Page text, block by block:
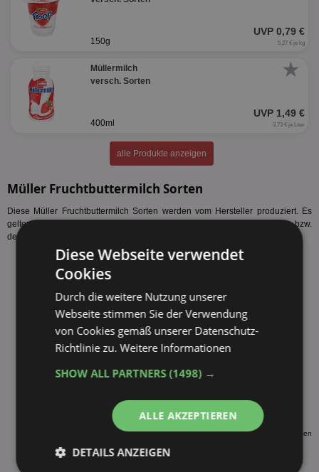
UVP 0,79 €
150g 5,27 € je kg
★
Müllermilch
versch. Sorten
UVP 1,49 €
400ml 3,73 € je Liter
alle Produkte anzeigen
Müller Fruchtbuttermilch Sorten
Diese Müller Fruchtbuttermilch Sorten werden vom Hersteller produziert. Es
gelten nicht zwangsläufig alle Müller Fruchtbuttermilch Angebote Müller bzw.
der Müller Fruchtbuttermilch Preis Müller für alle Sorten des Herstellers.
Müller Fruchtbuttermilch Erdbeere 500ml
Müller Fruchtbuttermilch Granatapfel-Orange 500ml*
Müller Fruchtbuttermilch Heidelbeere-Himbeere-Acerola 500ml*
Müller Fruchtbuttermilch Himbeer-Feige 500ml*
Müller Fruchtbuttermilch Himbeere 500ml
Müller Fruchtbuttermilch Mango 500ml
Müller Fruchtbuttermilch Multivitamin 500ml
Müller Fruchtbuttermilch Pfirsich-Nektarine 500ml
Müller Fruchtbuttermilch Rote Multi-Frucht 500ml
Müller Fruchtbuttermilch Zitrone-Matcha 500ml*
* diese Sorten werden nicht dauerhaft vom Hersteller angeboten
fehlende Sorte melden
Diese Webseite verwendet
Cookies
Durch die weitere Nutzung unserer
Webseite stimmen Sie der Verwendung
von Cookies gemäß unserer Datenschutz-
Richtlinie zu.Weitere Informationen
SHOW ALL PARTNERS(1498) →
ALLE AKZEPTIEREN
DETAILS ANZEIGEN